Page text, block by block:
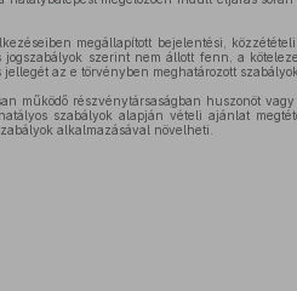
megállapított bejelentési,
jogszabályok szerint nem állott fenn, a
az e törvényben meghatározott
működő részvénytársaságban huszonöt
szabályok alapján vételi ajánlat
alkalmazásával növelheti.